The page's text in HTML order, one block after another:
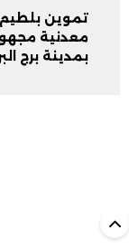
بمدينة برج